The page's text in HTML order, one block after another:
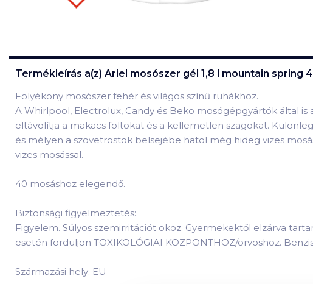
Termékleírás a(z) Ariel mosószer gél 1,8 l mountain spring
Folyékony mosószer fehér és világos színű ruhákhoz.
A Whirlpool, Electrolux, Candy és Beko mosógépgyártók által
eltávolítja a makacs foltokat és a kellemetlen szagokat.
és mélyen a szövetrostok belsejébe hatol még hideg vizes
vizes mosással.
40 mosáshoz elegendő.
Biztonsági figyelmeztetés:
Figyelem. Súlyos szemirritációt okoz. Gyermekektől elzárva
esetén forduljon TOXIKOLÓGIAI KÖZPONTHOZ/orvoshoz.
Származási hely: EU